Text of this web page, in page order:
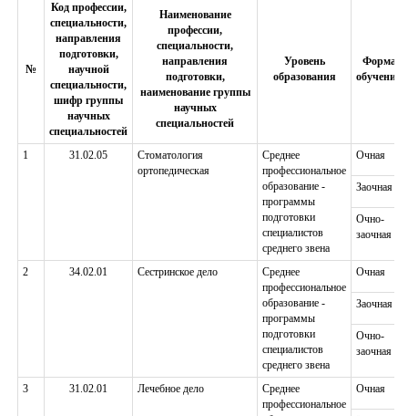
№
Код профессии,
специальности,
направления
подготовки,
научной
специальности,
шифр группы
научных
специальностей
Наименование
профессии,
специальности,
направления
подготовки,
наименование группы
научных
специальностей
Уровень
образования
Форма
обучения
1 31.02.05
Стоматология
ортопедическая
Среднее
профессиональное
образование -
программы
подготовки
специалистов
среднего звена
Очная
Заочная
Очно-
заочная
2 34.02.01 Сестринское дело
Среднее
профессиональное
образование -
программы
подготовки
специалистов
среднего звена
Очная
Заочная
Очно-
заочная
3 31.02.01 Лечебное дело
Среднее
профессиональное
Очная